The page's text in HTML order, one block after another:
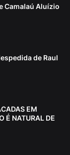
Camalaú Aluízio
de Raul
EM
É NATURAL DE